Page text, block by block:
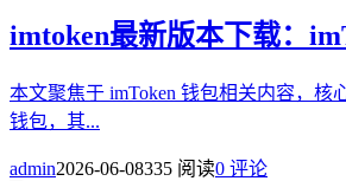
imtoken最新版本下载：
本文聚焦于 imToken 钱包相关内容，核
钱包，其...
admin2026-06-08335 阅读0 评论